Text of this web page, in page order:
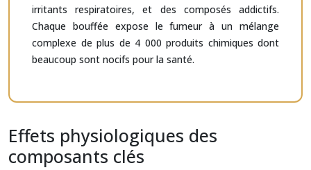
irritants respiratoires, et des composés addictifs.
Chaque bouffée expose le fumeur à un mélange
complexe de plus de 4 000 produits chimiques dont
beaucoup sont nocifs pour la santé.
Effets physiologiques des
composants clés